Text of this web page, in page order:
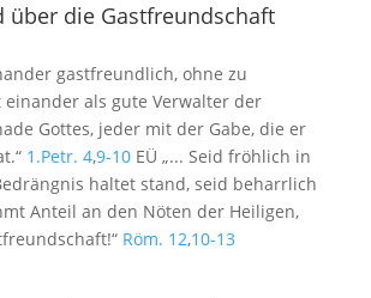
über die Gastfreundschaft
gastfreundlich, ohne zu
als gute Verwalter der
Gottes, jeder mit der Gabe, die er
1.Petr. 4,9-10EÜ „... Seid fröhlich in
haltet stand, seid beharrlich
Anteil an den Nöten der Heiligen,
Röm. 12,10-13